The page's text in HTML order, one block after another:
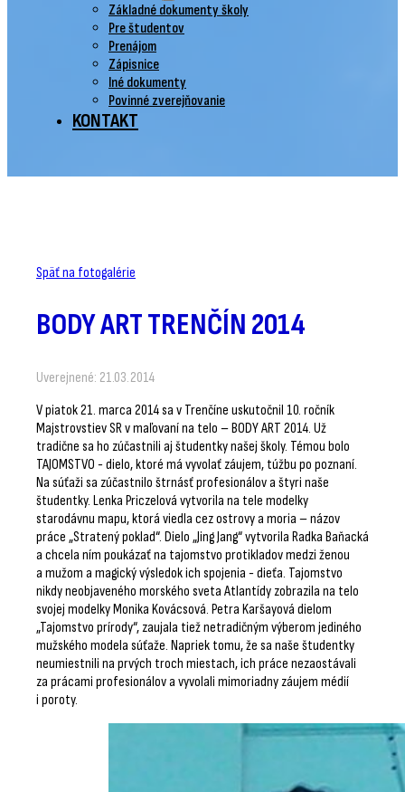
Základné dokumenty školy
Pre študentov
Prenájom
Zápisnice
Iné dokumenty
Povinné zverejňovanie
KONTAKT
Späť na fotogalérie
BODY ART TRENČÍN 2014
Uverejnené: 21.03.2014
V piatok 21. marca 2014 sa v Trenčíne uskutočnil 10. ročník
Majstrovstiev SR v maľovaní na telo – BODY ART 2014. Už
tradične sa ho zúčastnili aj študentky našej školy. Témou bolo
TAJOMSTVO - dielo, ktoré má vyvolať záujem, túžbu po poznaní.
Na súťaži sa zúčastnilo štrnásť profesionálov a štyri naše
študentky. Lenka Priczelová vytvorila na tele modelky
starodávnu mapu, ktorá viedla cez ostrovy a moria – názov
práce „Stratený poklad“. Dielo „Jing Jang“ vytvorila Radka Baňacká
a chcela ním poukázať na tajomstvo protikladov medzi ženou
a mužom a magický výsledok ich spojenia - dieťa. Tajomstvo
nikdy neobjaveného morského sveta Atlantídy zobrazila na telo
svojej modelky Monika Kovácsová. Petra Karšayová dielom
„Tajomstvo prírody“, zaujala tiež netradičným výberom jediného
mužského modela súťaže. Napriek tomu, že sa naše študentky
neumiestnili na prvých troch miestach, ich práce nezaostávali
za prácami profesionálov a vyvolali mimoriadny záujem médií
i poroty.